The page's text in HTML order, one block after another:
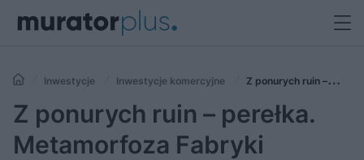
Inwestycje Inwestycje komercyjne
Z ponurych ruin –
perełka. Metamorfoza Fabryki Porcelany w Katowicach robi wrażenie
Z ponurych ruin – perełka.
Metamorfoza Fabryki